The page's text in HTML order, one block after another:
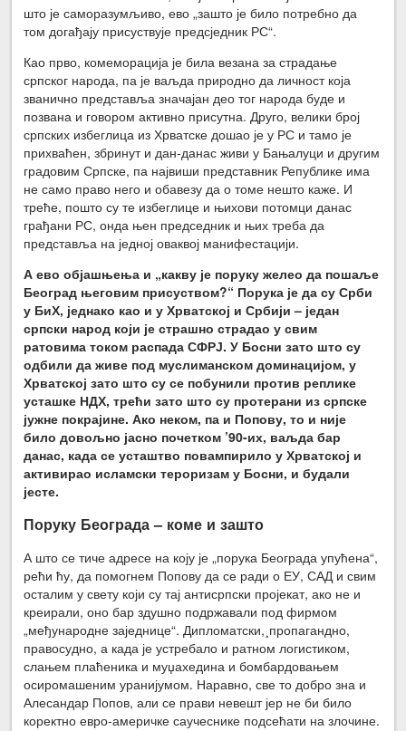
што је саморазумљиво, ево „зашто је било потребно да
том догађају присуствује предсједник РС“.
Као прво, комеморација је била везана за страдање
српског народа, па је ваљда природно да личност која
званично представља значајан део тог народа буде и
позвана и говором активно присутна. Друго, велики број
српских избеглица из Хрватске дошао је у РС и тамо је
прихваћен, збринут и дан-данас живи у Бањалуци и другим
градовим Српске, па највиши представник Републике има
не само право него и обавезу да о томе нешто каже. И
треће, пошто су те избеглице и њихови потомци данас
грађани РС, онда њен председник и њих треба да
представља на једној оваквој манифестацији.
А ево објашњења и „какву је поруку желео да пошаље
Београд његовим присуством?“ Порука је да су Срби
у БиХ, једнако као и у Хрватској и Србији – један
српски народ који је страшно страдао у свим
ратовима током распада СФРЈ. У Босни зато што су
одбили да живе под муслиманском доминацијом, у
Хрватској зато што су се побунили против реплике
усташке НДХ, трећи зато што су протерани из српске
јужне покрајине. Ако неком, па и Попову, то и није
било довољно јасно почетком ’90-их, ваљда бар
данас, када се усташтво повампирило у Хрватској и
активирао исламски тероризам у Босни, и будали
јесте.
Поруку Београда – коме и зашто
А што се тиче адресе на коју је „порука Београда упућена“,
рећи ћу, да помогнем Попову да се ради о ЕУ, САД и свим
осталим у свету који су тај антисрпски пројекат, ако не и
креирали, оно бар здушно подржавали под фирмом
„међународне заједнице“. Дипломатски,¸пропагандно,
правосудно, а када је устребало и ратном логистиком,
слањем плаћеника и муџахедина и бомбардовањем
осиромашеним уранијумом. Наравно, све то добро зна и
Алесандар Попов, али се прави невешт јер не би било
коректно евро-америчке саучеснике подсећати на злочине.